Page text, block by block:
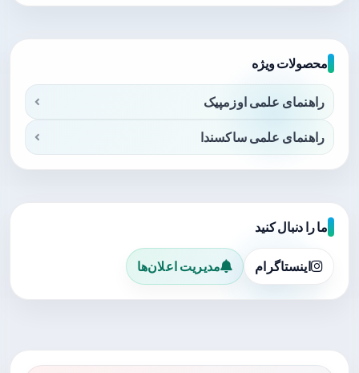
محصولات ویژه
راهنمای علمی اوزمپیک
راهنمای علمی ساکسندا
ما را دنبال کنید
اینستاگرام مدیریت اعلان‌ها